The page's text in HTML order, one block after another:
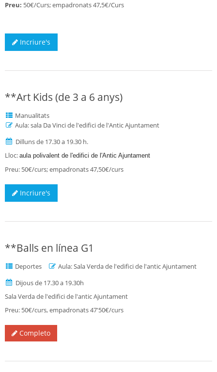
Preu: 50€/Curs; empadronats 47,5€/Curs
Incriure's
**Art Kids (de 3 a 6 anys)
Manualitats
Aula: sala Da Vinci de l'edifici de l'Antic Ajuntament
Dilluns de 17.30 a 19.30 h.
Lloc: aula polivalent de l'edifici de l'Antic Ajuntament
Preu: 50€/curs; empadronats 47,50€/curs
Incriure's
**Balls en línea G1
Deportes
Aula: Sala Verda de l'edifici de l'antic Ajuntament
Dijous de 17.30 a 19.30h
Sala Verda de l'edifici de l'antic Ajuntament
Preu: 50€/curs, empadronats 47'50€/curs
Completo